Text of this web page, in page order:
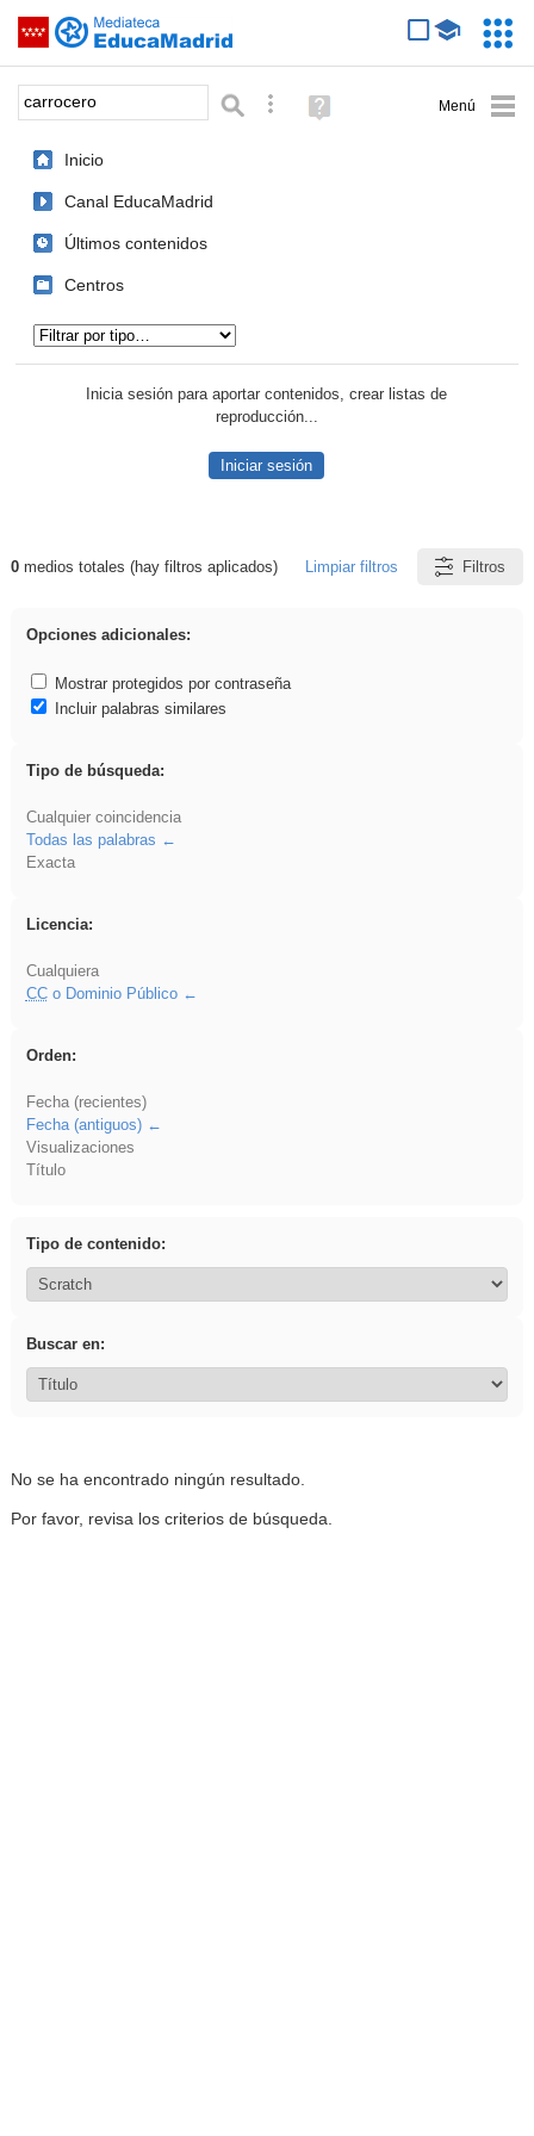
Saltar navegación
Palabra o frase: Búsqueda avanzada
Ayuda
(en
Inicio
Canal EducaMadrid
Últimos contenidos
Centros
Inicia sesión para aportar contenidos, crear listas de
reproducción...
Iniciar sesión
Resultados de: carrocero
0medios totales (hay filtros aplicados) Limpiar filtros Filtros
Opciones adicionales:
Mostrar protegidos por contraseña
Incluir palabras similares
Tipo de búsqueda:
Cualquier coincidencia
Todas las palabras
Exacta
Licencia:
Cualquiera
CCo Dominio Público
Orden:
Fecha (recientes)
Fecha (antiguos)
Visualizaciones
Título
Tipo de contenido:
Buscar en:
No se ha encontrado ningún resultado.
Por favor, revisa los criterios de búsqueda.